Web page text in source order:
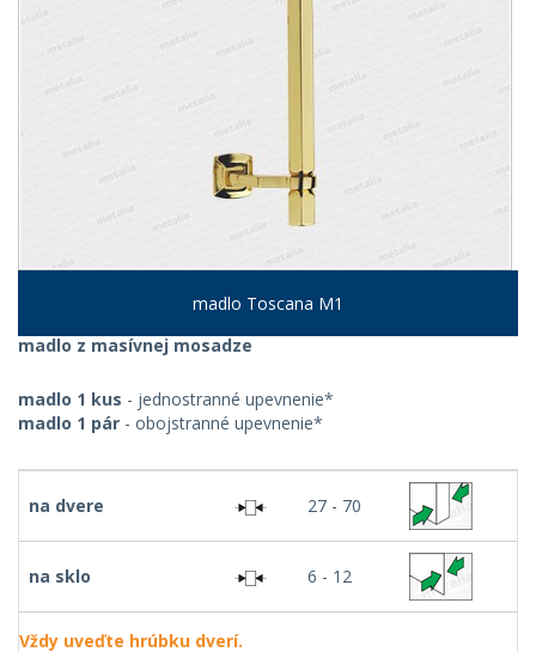
madlo Toscana M1
madlo z masívnej mosadze
madlo 1 kus - jednostranné upevnenie*
madlo 1 pár - obojstranné upevnenie*
na dvere 27 - 70
na sklo 6 - 12
Vždy uveďte hrúbku dverí.